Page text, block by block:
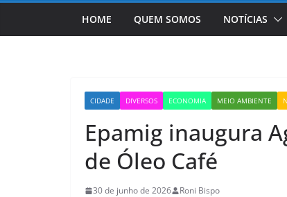
HOME QUEM SOMOS NOTÍCIAS
CIDADE DIVERSOS ECONOMIA MEIO AMBIENTE
Epamig inaugura
de Óleo Café
30 de junho de 2026 Roni Bispo